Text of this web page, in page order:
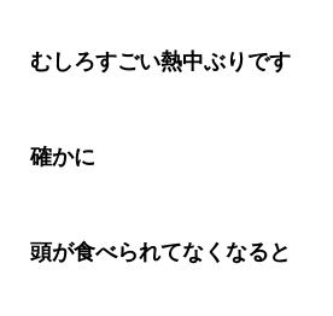
むしろすごい熱中ぶりです
確かに
頭が食べられてなくなると